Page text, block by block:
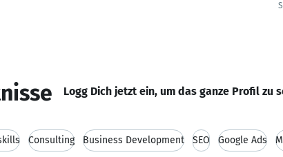
Logg Dich jetzt ein, um das ganze Profil zu
Consulting Business Development SEO Google Ads